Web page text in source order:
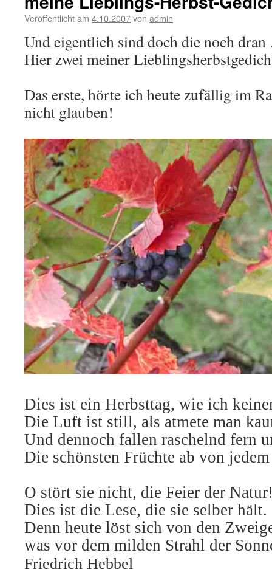
Veröffentlicht am 4.10.2007von admin
Und eigentlich sind doch die noch
Hier zwei meiner
Das erste, hörte ich heute zufällig im
nicht glauben!
Dies ist ein Herbsttag, wie ich
Die Luft ist still, als atmete man
Und dennoch fallen raschelnd fern
Die schönsten Früchte ab von
O stört sie nicht, die Feier der
Dies ist die Lese, die sie selber hält.
Denn heute löst sich von den
was vor dem milden Strahl der
Friedrich Hebbel